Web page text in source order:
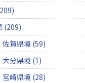
(209)
佐賀県境 (59)
大分県境 (1)
宮崎県境 (28)